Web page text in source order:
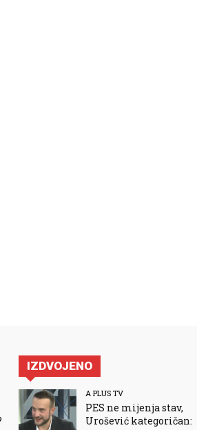
IZDVOJENO
A PLUS TV
PES ne mijenja stav,
Urošević kategoričan: